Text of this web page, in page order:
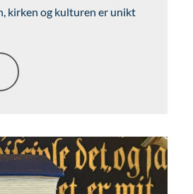
kirken og kulturen er unikt